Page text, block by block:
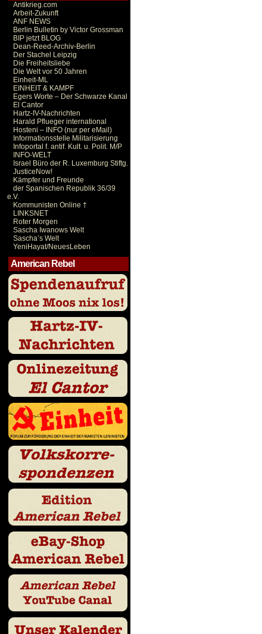
Antikrieg.com
Arbeit-Zukunft
ANF NEWS
Berlin Bulletin by Victor Grossman
BIP jetzt BLOG
Dean-Reed-Archiv-Berlin
Der Stachel Leipzig
Die Freiheitsliebe
Die Welt vor 50 Jahren
Einheit-ML
EINHEIT & KAMPF
Egers Worte – Der Schwarze Kanal
El Cantor
Hartz-IV-Nachrichten
Harald Pflueger international
Hosteni – INFO (nur per eMail)
Informationsstelle Militarisierung
Infoportal f. antif. Kult. u. Polit. M/P
INFO-WELT
Israel Büro der R. Luxemburg Stiftg.
JusticeNow!
Kämpfer und Freunde
der Spanischen Republik 36/39
e.V.
Kommunisten Online †
LINKSNET
Roter Morgen
Sascha Iwanows Welt
Sascha’s Welt
YeniHayat/NeuesLeben
American Rebel